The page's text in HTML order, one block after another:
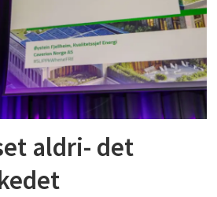
aldri- det